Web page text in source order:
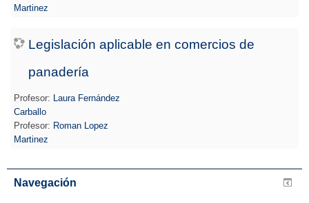
Martinez
Legislación aplicable en comercios de
panadería
Profesor:
Laura Fernández
Carballo
Profesor: Roman Lopez
Martinez
Navegación